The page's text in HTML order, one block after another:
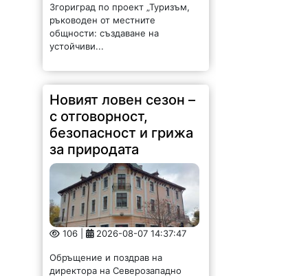
Згориград по проект „Туризъм,
ръководен от местните
общности: създаване на
устойчиви...
Новият ловен сезон –
с отговорност,
безопасност и грижа
за природата
106 | 2026-08-07 14:37:47
Обръщение и поздрав на
директора на Северозападно